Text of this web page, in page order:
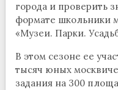
города и проверить
формате школьники
«Музеи. Парки.
В этом сезоне ее
тысяч юных
задания на 300